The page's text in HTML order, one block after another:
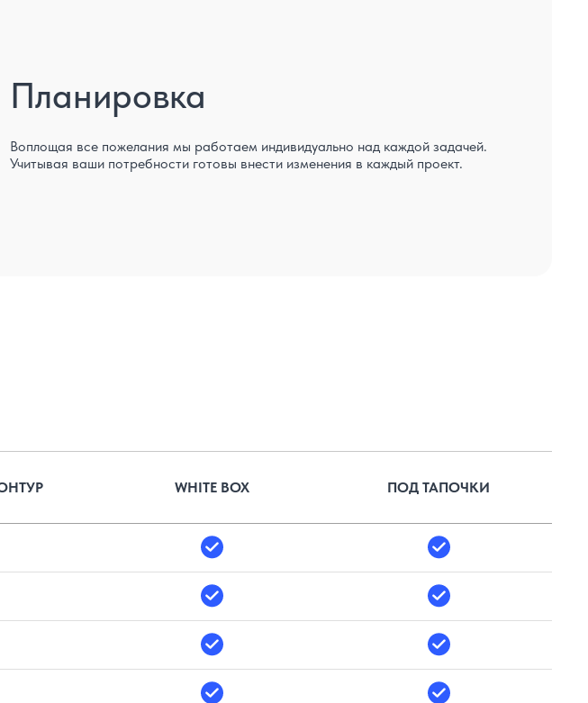
Планировка
Воплощая все пожелания мы работаем индивидуально над каждой задачей.
Учитывая ваши потребности готовы внести изменения в каждый проект.
WHITE BOX ПОД ТАПОЧКИ